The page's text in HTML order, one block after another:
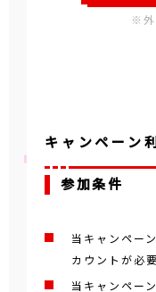
※外
キャンペーン
参加条件
当キャンペー
カウントが必
当キャンペー